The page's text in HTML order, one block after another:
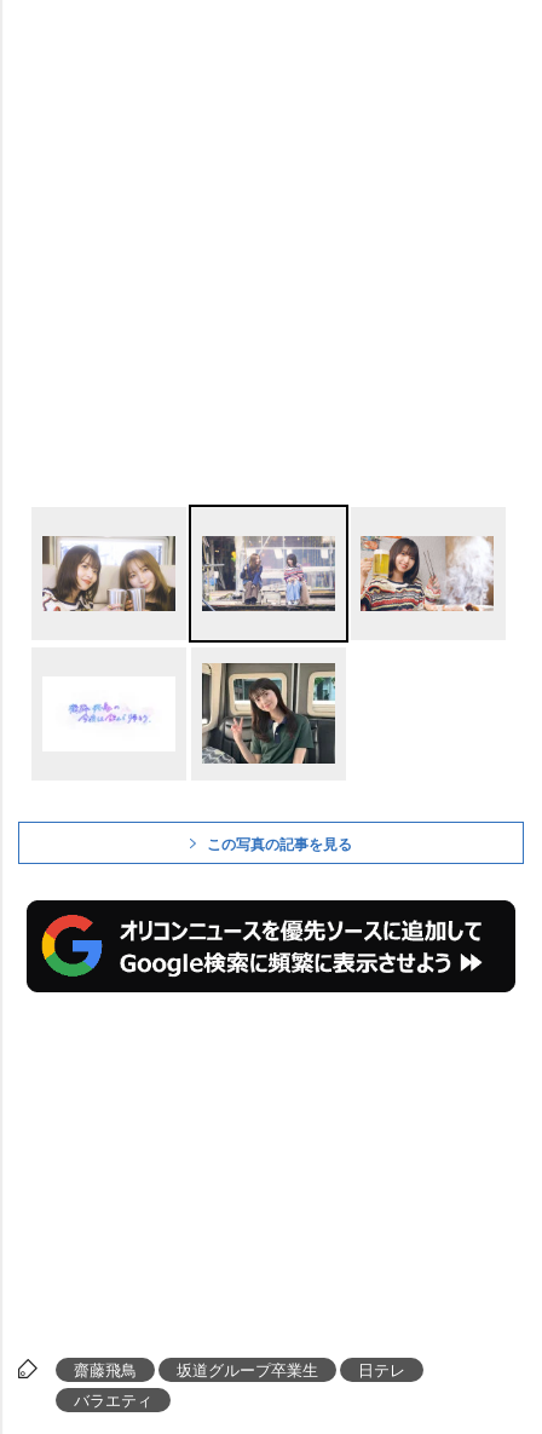
この写真の記事を見る
齋藤飛鳥 坂道グループ卒業生
日テレ
バラエティ